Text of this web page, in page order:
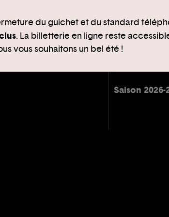
du guichet et du standard
. La billetterie en ligne reste
vous souhaitons un bel été !
Saison 2026-